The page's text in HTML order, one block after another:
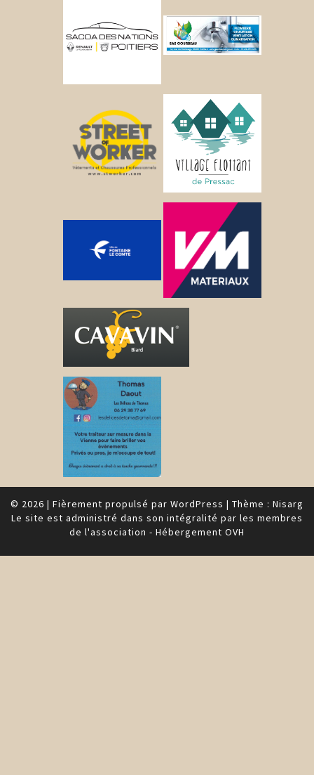
© 2026 | Fièrement propulsé par WordPress | Thème : Nisarg
Le site est administré dans son intégralité par les membres
de l'association - Hébergement OVH